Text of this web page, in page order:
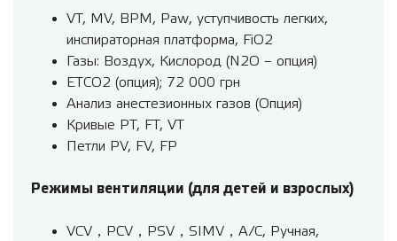
VT, MV, BPM, Paw, уступчивость легких,
инспираторная платформа, FiO2
Газы: Воздух, Кислород (N2O – опция)
ETCO2 (опция); 72 000 грн
Анализ анестезионных газов (Опция)
Кривые PT, FT, VT
Петли PV, FV, FP
Режимы вентиляции (для детей и взрослых)
VCV，PCV，PSV，SIMV，A/C, Ручная,